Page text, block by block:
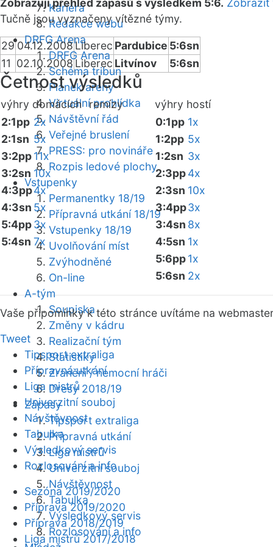
Kariéra
Redakce webu
DRFG Arena
DRFG Arena
Schéma tribun
Plánek areny
Virtuální prohlídka
Návštěvní řád
Veřejné bruslení
PRESS: pro novináře
Rozpis ledové plochy
Vstupenky
Permanentky 18/19
Přípravná utkání 18/19
Vstupenky 18/19
Uvolňování míst
Zvýhodněné
On-line
A-tým
Soupiska
Změny v kádru
Realizační tým
Statistiky
Zranění / nemocní hráči
Dresy 2018/19
Zápasy
Tipsport extraliga
Přípravná utkání
Liga mistrů
Univerzitní souboj
Návštěvnost
Tabulka
Výsledkový servis
Rozlosování a info
Zobrazuji přehled zápasů s výsledkem 5:6. Zobrazit
Tučně jsou vyznačeny vítězné týmy.
29 04.12.2008Liberec Pardubice 5:6sn
11 02.10.2008Liberec Litvínov 5:6sn
Četnost výsledků
výhry domácíchremízy výhry hostí
2:1pp 2x
2:1sn 5x
3:2pp11x
3:2sn 10x
4:3pp4x
4:3sn 5x
5:4pp3x
5:4sn 7x
0:1pp 1x
1:2pp 5x
1:2sn 3x
2:3pp4x
2:3sn 10x
3:4pp3x
3:4sn 8x
4:5sn 1x
5:6pp1x
5:6sn 2x
Vaše připomínky k této stránce uvítáme na
Tweet
Tipsport extraliga
Přípravná utkání
Liga mistrů
Univerzitní souboj
Návštěvnost
Tabulka
Výsledkový servis
Rozlosování a info
Sezóna 2019/2020
Příprava 2019/2020
Příprava 2018/2019
Liga mistrů 2017/2018